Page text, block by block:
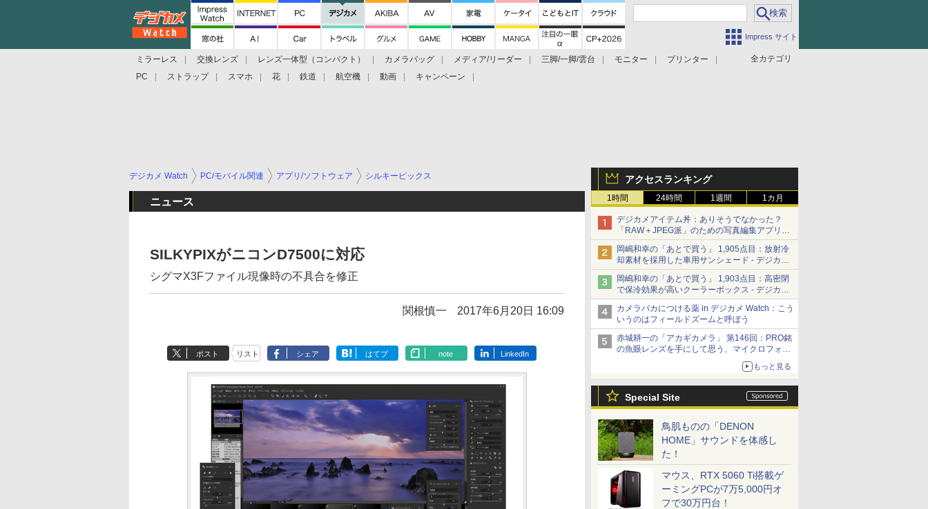
Impress サイト
全カテゴリ
ミラーレス 交換レンズ レンズ一体型（コンパクト） カメラバッグ メディア/リーダー 三脚/一脚/雲台 モニター
プリンター
PC
ストラップ スマホ 花 鉄道 航空機 動画 キャンペーン
アクセスランキング
1時間 24時間 1週間 1カ月
デジカメアイテム丼：ありそうでなかった？
「RAW＋JPEG派」のための写真編集アプリ
カメラデフォルトのJPEGを大切にする
「Filmator」
岡嶋和幸の「あとで買う」 1,905点目：放射冷
却素材を採用した車用サンシェード - デジカメ
Watch
岡嶋和幸の「あとで買う」 1,903点目：高密閉
で保冷効果が高いクーラーボックス - デジカメ
Watch
カメラバカにつける薬 in デジカメ Watch：こう
いうのはフィールドズームと呼ぼう
赤城耕一の「アカギカメラ」 第146回：PRO銘
の魚眼レンズを手にして思う、マイクロフォー
もっと見る
Special Site
鳥肌ものの「DENON
HOME」サウンドを体感し
た！
マウス、RTX 5060 Ti搭載ゲ
ーミングPCが7万5,000円オ
フで30万円台！
デジカメ Watch PC/モバイル関連 アプリ/ソフトウェア シルキーピックス
ニュース
SILKYPIXがニコンD7500に対応
シグマX3Fファイル現像時の不具合を修正
関根慎一 2017年6月20日 16:09
ポスト リスト シェア はてブ note LinkedIn